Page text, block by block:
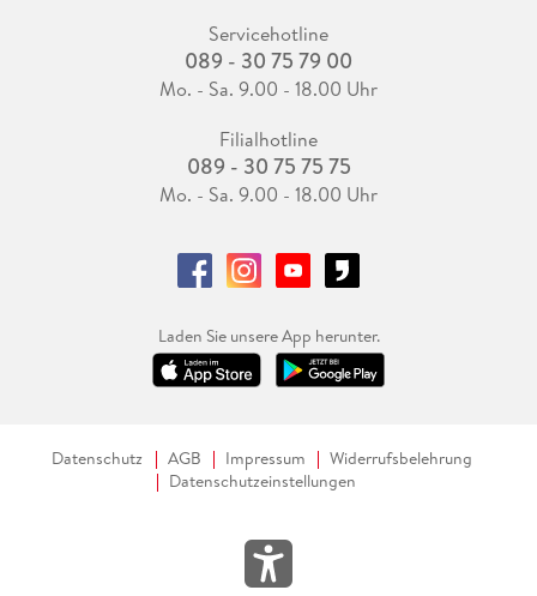
Servicehotline
089 - 30 75 79 00
Mo. - Sa. 9.00 - 18.00 Uhr
Filialhotline
089 - 30 75 75 75
Mo. - Sa. 9.00 - 18.00 Uhr
Laden Sie unsere App herunter.
Datenschutz AGB Impressum
Widerrufsbelehrung
Datenschutzeinstellungen